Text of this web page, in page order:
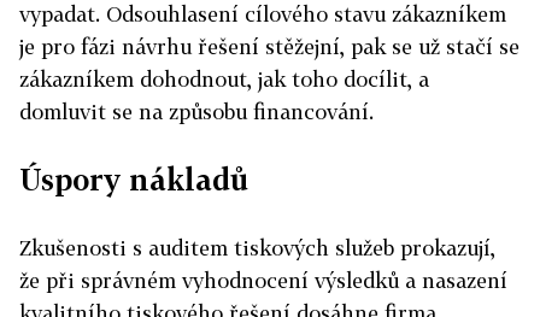
vypadat. Odsouhlasení cílového stavu zákazníkem
je pro fázi návrhu řešení stěžejní, pak se už stačí se
zákazníkem dohodnout, jak toho docílit, a
domluvit se na způsobu financování.
Úspory nákladů
Zkušenosti s auditem tiskových služeb prokazují,
že při správném vyhodnocení výsledků a nasazení